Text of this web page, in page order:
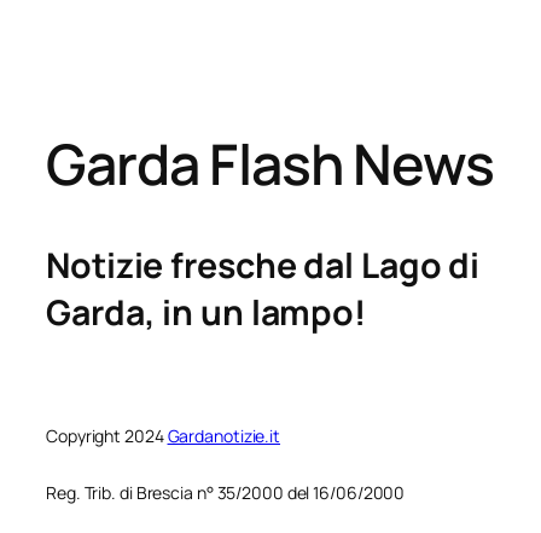
Garda Flash News
Notizie fresche dal Lago di
Garda, in un lampo!
Copyright 2024Gardanotizie.it
Reg. Trib. di Brescia n° 35/2000 del 16/06/2000